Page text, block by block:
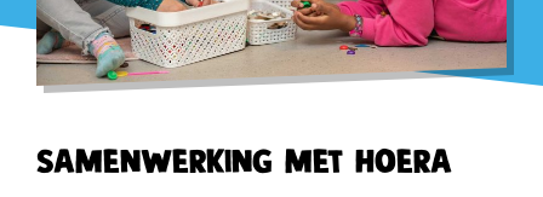
Samenwerking met Hoera